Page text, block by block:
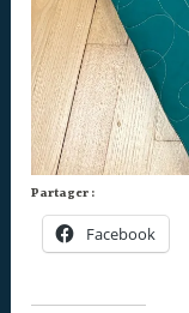
Partager :
Facebook